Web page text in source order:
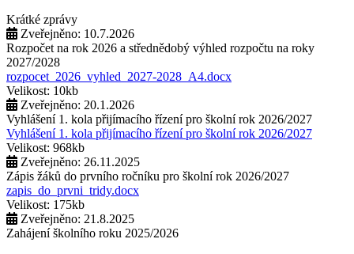
Krátké zprávy
Zveřejněno: 10.7.2026
Rozpočet na rok 2026 a střednědobý výhled rozpočtu na roky
2027/2028
rozpocet_2026_vyhled_2027-2028_A4.docx
Velikost: 10kb
Zveřejněno: 20.1.2026
Vyhlášení 1. kola přijímacího řízení pro školní rok 2026/2027
Vyhlášení 1. kola přijímacího řízení pro školní rok 2026/2027
Velikost: 968kb
Zveřejněno: 26.11.2025
Zápis žáků do prvního ročníku pro školní rok 2026/2027
zapis_do_prvni_tridy.docx
Velikost: 175kb
Zveřejněno: 21.8.2025
Zahájení školního roku 2025/2026